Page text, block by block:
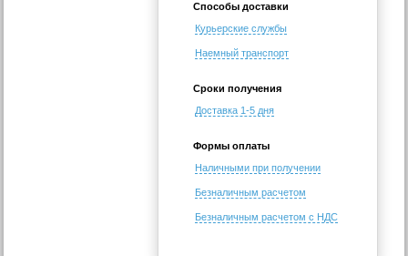
Способы доставки
Курьерские службы
Наемный транспорт
Сроки получения
Доставка 1-5 дня
Формы оплаты
Наличными при получении
Безналичным расчетом
Безналичным расчетом с НДС